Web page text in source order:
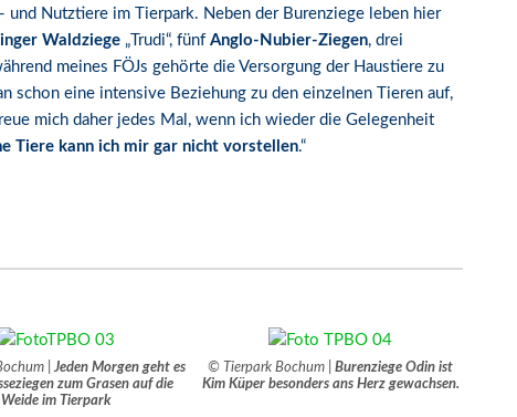
Nutztiere im Tierpark. Neben der Burenziege leben hier
Waldziege „Trudi“, fünf Anglo-Nubier-Ziegen, drei
meines FÖJs gehörte die Versorgung der Haustiere zu
schon eine intensive Beziehung zu den einzelnen Tieren auf,
mich daher jedes Mal, wenn ich wieder die Gelegenheit
Tiere kann ich mir gar nicht vorstellen.“
|Jeden Morgen geht es
zum Grasen auf die
Weide im Tierpark
© Tierpark Bochum |Burenziege Odin ist
Kim Küper besonders ans Herz gewachsen.